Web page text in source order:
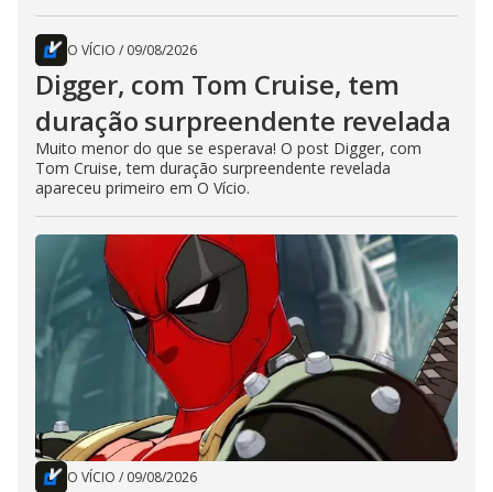
O VÍCIO / 09/08/2026
Digger, com Tom Cruise, tem
duração surpreendente revelada
Muito menor do que se esperava! O post Digger, com
Tom Cruise, tem duração surpreendente revelada
apareceu primeiro em O Vício.
O VÍCIO / 09/08/2026